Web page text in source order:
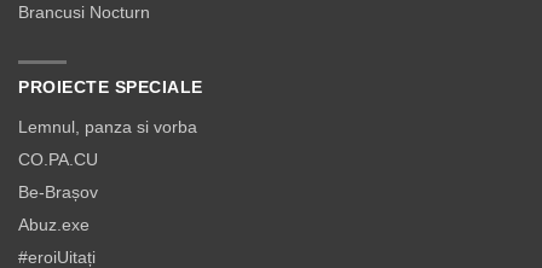
Brancusi Nocturn
PROIECTE SPECIALE
Lemnul, panza si vorba
CO.PA.CU
Be-Brașov
Abuz.exe
#eroiUitați